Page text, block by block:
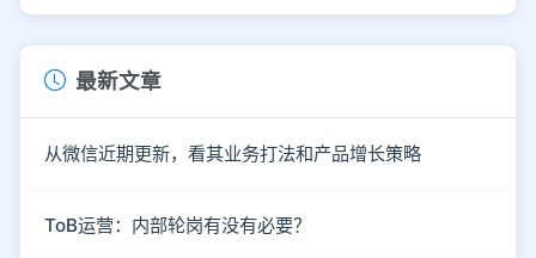
最新文章
从微信近期更新，看其业务打法和产品增长策略
ToB运营：内部轮岗有没有必要？